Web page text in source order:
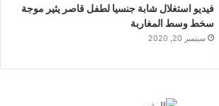
فيديو استغلال شابة جنسيا لطفل قاصر يثير موجة
سخط وسط المغاربة
سبتمبر 20, 2020